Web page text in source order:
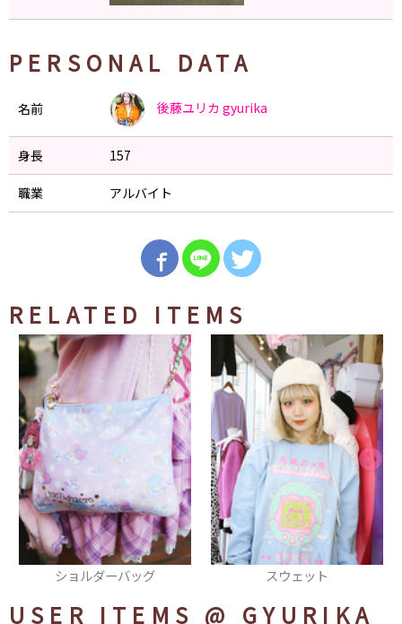
PERSONAL DATA
名前 後藤ユリカ gyurika
身長 157
職業 アルバイト
RELATED ITEMS
スウェット アウター
USER ITEMS @ GYURIKA